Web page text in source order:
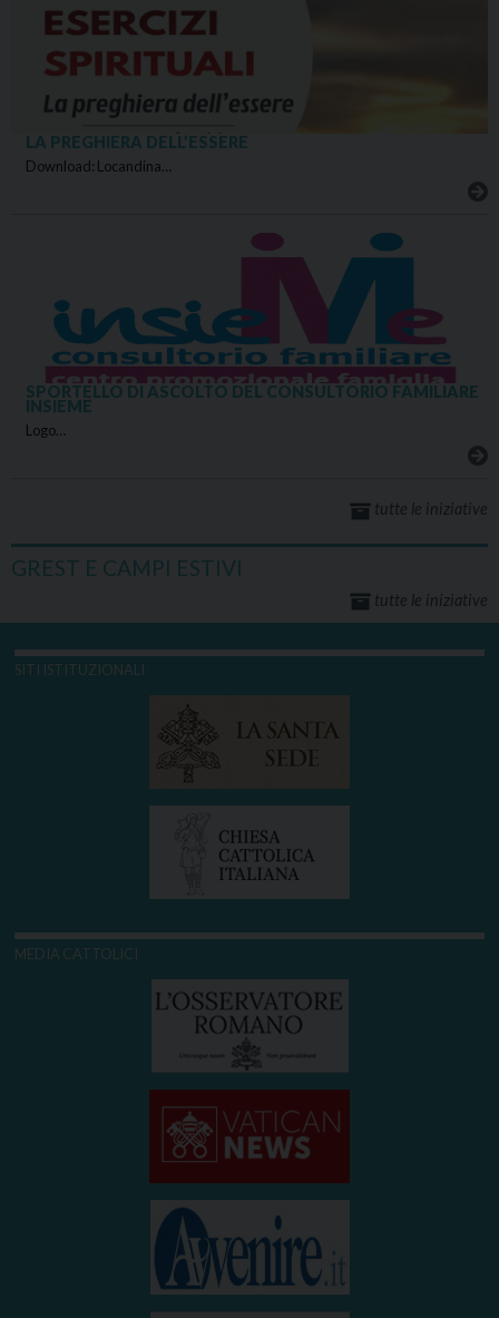
LA PREGHIERA DELL’ESSERE
Download: Locandina…
SPORTELLO DI ASCOLTO DEL CONSULTORIO FAMILIARE
INSIEME
Logo…
tutte le iniziative
GREST E CAMPI ESTIVI
tutte le iniziative
SITI ISTITUZIONALI
MEDIA CATTOLICI